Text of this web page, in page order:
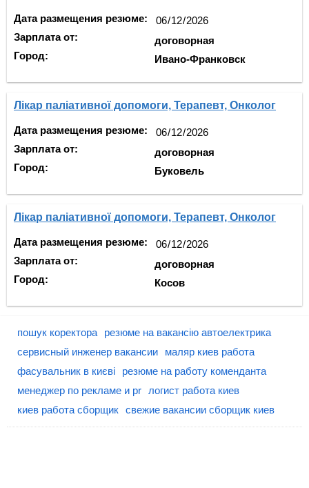
Дата размещения резюме:
Зарплата от:
Город:
договорная
Ивано-Франковск
Лікар паліативної допомоги, Терапевт, Онколог
Дата размещения резюме:
Зарплата от:
Город:
договорная
Буковель
Лікар паліативної допомоги, Терапевт, Онколог
Дата размещения резюме:
Зарплата от:
Город:
договорная
Косов
пошук коректора
резюме на вакансію автоелектрика
сервисный инженер вакансии
маляр киев работа
фасувальник в києві
резюме на работу коменданта
менеджер по рекламе и pr
логист работа киев
киев работа сборщик свежие вакансии сборщик киев